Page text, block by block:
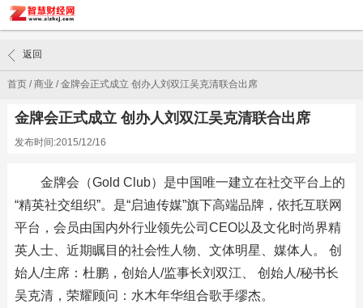
首页/商业 /金牌会正式成立 创办人刘双江吴克清联合出席
返回
金牌会正式成立 创办人刘双江吴克清联合出席
发布时间:2015/12/16
金牌会（Gold Club）是中国唯一建立在社交平台上的
“精英社交组织”。是“启迪传媒”旗下高端品牌，依托互联网
平台，会员由国内外行业领先公司CEO以及文化时尚界精
英人士、近期瞩目的社会性人物、文体明星、媒体人。 创
始人/主席：杜鹏，创始人/监事长刘双江、 创始人/秘书长
吴克清，荣耀顾问：水木年华组合歌手缪杰。